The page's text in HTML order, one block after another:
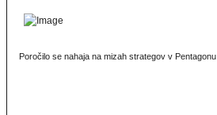
Poročilo se nahaja na mizah strategov v Pentagonu